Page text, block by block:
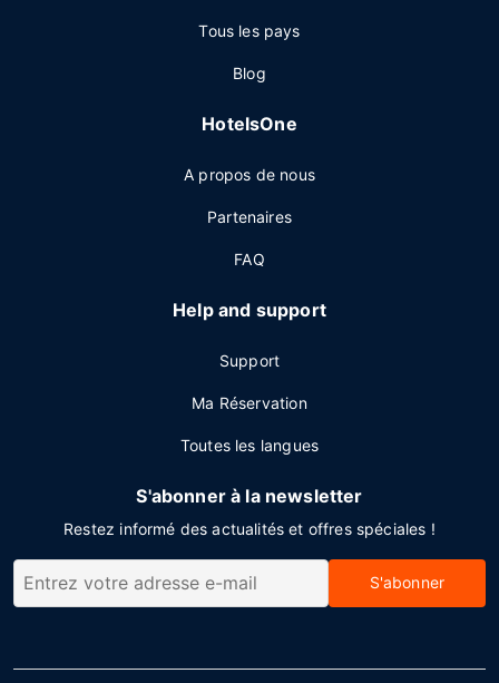
Tous les pays
Blog
HotelsOne
A propos de nous
Partenaires
FAQ
Help and support
Support
Ma Réservation
Toutes les langues
S'abonner à la newsletter
Restez informé des actualités et offres spéciales !
S'abonner